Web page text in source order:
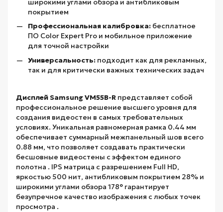
широкими углами обзора и антибликовым
покрытием
Профессиональная калибровка: бесплатное
ПО Color Expert Pro и мобильное приложение
для точной настройки
Универсальность: подходит как для рекламных,
так и для критически важных технических задач
Дисплей Samsung VM55B-R представляет собой
профессиональное решение высшего уровня для
создания видеостен в самых требовательных
условиях. Уникальная равномерная рамка 0.44 мм
обеспечивает суммарный межпанельный шов всего
0.88 мм, что позволяет создавать практически
бесшовные видеостены с эффектом единого
полотна . IPS матрица с разрешением Full HD,
яркостью 500 нит, антибликовым покрытием 28% и
широкими углами обзора 178° гарантирует
безупречное качество изображения с любых точек
просмотра .